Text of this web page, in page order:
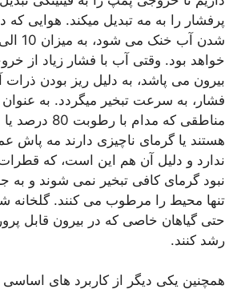
پرفشار را به مه تبدیل میکند. هوایی که
خواهد بود. وقتی آب با فشار زیاد از
بیرون می پاشد، به دلیل ریز بودن
فشار، به سرعت تبخیر میگردد. به عنوان
مناطقی که مدام با
هستند یا گرمای ناچیزی دارند مه پاش
ندارد و دلیل آن هم این است، که
نبود گرمای کافی تبخیر نمی شوند و به
تنها محیط را مرطوب می کنند. گلخانه
حتی گیاهان خاصی که در بیرون قابل
رشد کنند.
همچنین یکی دیگر از کاربرد های